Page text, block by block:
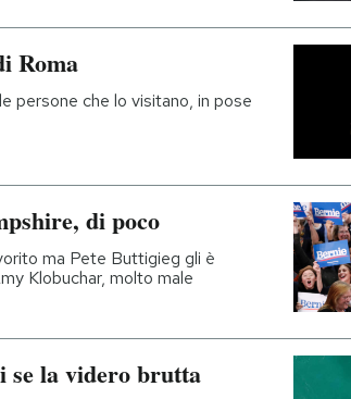
Roma
persone che lo visitano, in pose
di poco
ma Pete Buttigieg gli è
Klobuchar, molto male
se la videro brutta